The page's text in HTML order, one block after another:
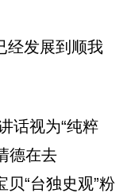
经发展到顺我
话视为“纯粹
德在去
贝“台独史观”粉